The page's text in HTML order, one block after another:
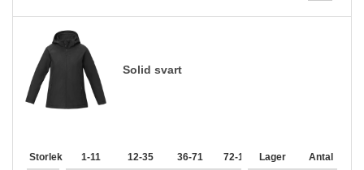
Solid svart
Storlek 1-11 12-35 36-71 72-143 144-287 288 +
Lager Antal